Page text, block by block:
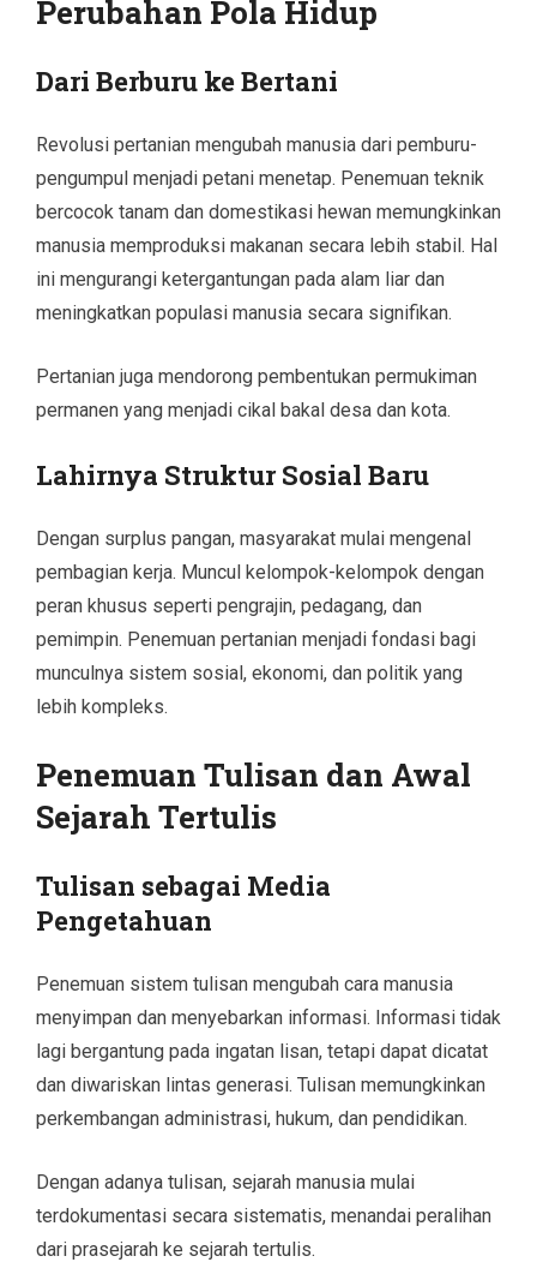
Perubahan Pola Hidup
Dari Berburu ke Bertani
Revolusi pertanian mengubah manusia dari pemburu-
pengumpul menjadi petani menetap. Penemuan teknik
bercocok tanam dan domestikasi hewan memungkinkan
manusia memproduksi makanan secara lebih stabil. Hal
ini mengurangi ketergantungan pada alam liar dan
meningkatkan populasi manusia secara signifikan.
Pertanian juga mendorong pembentukan permukiman
permanen yang menjadi cikal bakal desa dan kota.
Lahirnya Struktur Sosial Baru
Dengan surplus pangan, masyarakat mulai mengenal
pembagian kerja. Muncul kelompok-kelompok dengan
peran khusus seperti pengrajin, pedagang, dan
pemimpin. Penemuan pertanian menjadi fondasi bagi
munculnya sistem sosial, ekonomi, dan politik yang
lebih kompleks.
Penemuan Tulisan dan Awal
Sejarah Tertulis
Tulisan sebagai Media
Pengetahuan
Penemuan sistem tulisan mengubah cara manusia
menyimpan dan menyebarkan informasi. Informasi tidak
lagi bergantung pada ingatan lisan, tetapi dapat dicatat
dan diwariskan lintas generasi. Tulisan memungkinkan
perkembangan administrasi, hukum, dan pendidikan.
Dengan adanya tulisan, sejarah manusia mulai
terdokumentasi secara sistematis, menandai peralihan
dari prasejarah ke sejarah tertulis.